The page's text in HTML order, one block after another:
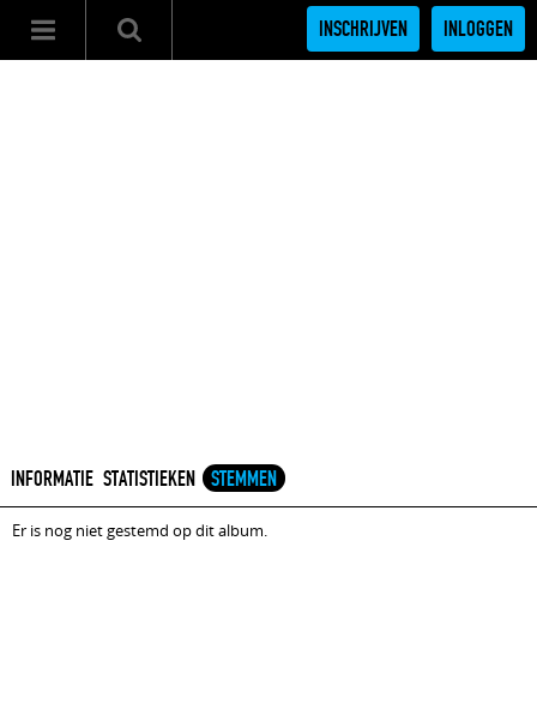
INSCHRIJVEN INLOGGEN
INFORMATIE STATISTIEKEN STEMMEN
Er is nog niet gestemd op dit album.